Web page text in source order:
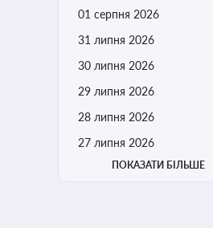
01 серпня 2026
31 липня 2026
30 липня 2026
29 липня 2026
28 липня 2026
27 липня 2026
ПОКАЗАТИ БІЛЬШЕ